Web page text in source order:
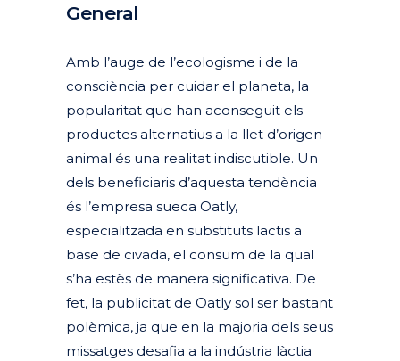
General
Amb l’auge de l’ecologisme i de la
consciència per cuidar el planeta, la
popularitat que han aconseguit els
productes alternatius a la llet d’origen
animal és una realitat indiscutible. Un
dels beneficiaris d’aquesta tendència
és l’empresa sueca Oatly,
especialitzada en substituts lactis a
base de civada, el consum de la qual
s’ha estès de manera significativa. De
fet, la publicitat de Oatly sol ser bastant
polèmica, ja que en la majoria dels seus
missatges desafia a la indústria làctia